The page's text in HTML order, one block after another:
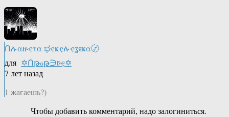
Ոሉαዙҿτα ಭҿҝҿሉҿʓяҝα〄
для ✡Ոթℴթ∋চҿ✡
7 лет назад
1 жагаешь?)
Чтобы добавить комментарий, надо залогиниться.